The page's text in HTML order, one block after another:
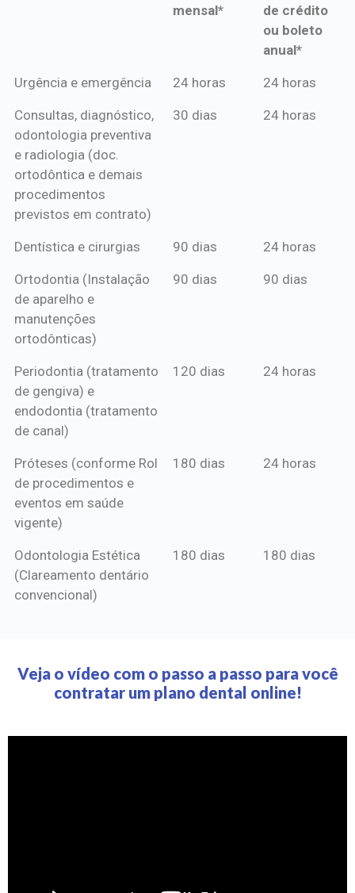
mensal*
de crédito
ou boleto
anual*
*Procedimentos Amil
*Pagamento
mensal*
*Pagamento
de crédito
Urgência e emergência 24 horas 24 horas
Consultas, diagnóstico,
odontologia preventiva
e radiologia (doc.
ortodôntica e demais
procedimentos
previstos em contrato)
30 dias 24 horas
Dentística e cirurgias 90 dias 24 horas
Ortodontia (Instalação
de aparelho e
manutenções
ortodônticas)
90 dias 90 dias
Periodontia (tratamento
de gengiva) e
endodontia (tratamento
de canal)
120 dias 24 horas
Próteses (conforme Rol
de procedimentos e
eventos em saúde
vigente)
180 dias 24 horas
Odontologia Estética
(Clareamento dentário
convencional)
180 dias 180 dias
Veja o vídeo com o passo a passo para você
contratar um plano dental online!